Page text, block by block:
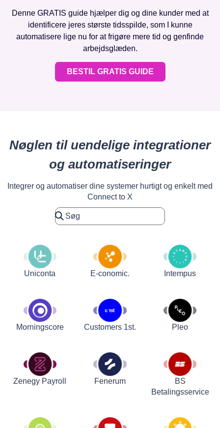
Denne GRATIS guide hjælper dig og dine kunder med at
identificere jeres største tidsspilde, som I kunne
automatisere lige nu for at frigøre mere tid og genfinde
arbejdsglæden.
BESTIL GRATIS GUIDE
Nøglen til uendelige integrationer
og automatiseringer
Integrer og automatiser dine systemer hurtigt og enkelt med
Connect to X
Uniconta E-conomic. Intempus
Morningscore Customers 1st. Pleo
Zenegy Payroll Fenerum
BS
Betalingsservice